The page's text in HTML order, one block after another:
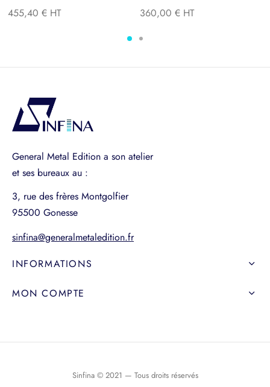
455,40 €
360,00 €
General Metal Edition a son atelier
et ses bureaux au :
3, rue des frères Montgolfier
95500 Gonesse
sinfina@generalmetaledition.fr
INFORMATIONS
MON COMPTE
Sinfina © 2021 — Tous droits réservés